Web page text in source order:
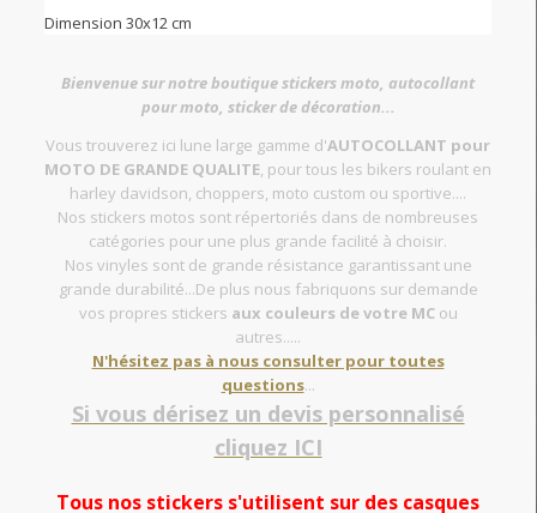
Dimension 30x12 cm
Bienvenue sur notre boutique stickers moto, autocollant
pour moto, sticker de décoration...
Vous trouverez ici lune large gamme d'AUTOCOLLANT pour
MOTO DE GRANDE QUALITE, pour tous les bikers roulant en
harley davidson, choppers, moto custom ou sportive....
Nos stickers motos sont répertoriés dans de nombreuses
catégories pour une plus grande facilité à choisir.
Nos vinyles sont de grande résistance garantissant une
grande durabilité...De plus nous fabriquons sur demande
vos propres stickers aux couleurs de votre MCou
autres.....
N'hésitez pas à nous consulter pour toutes
questions...
Si vous dérisez un devis personnalisé
cliquez ICI
Tous nos stickers s'utilisent sur des casques